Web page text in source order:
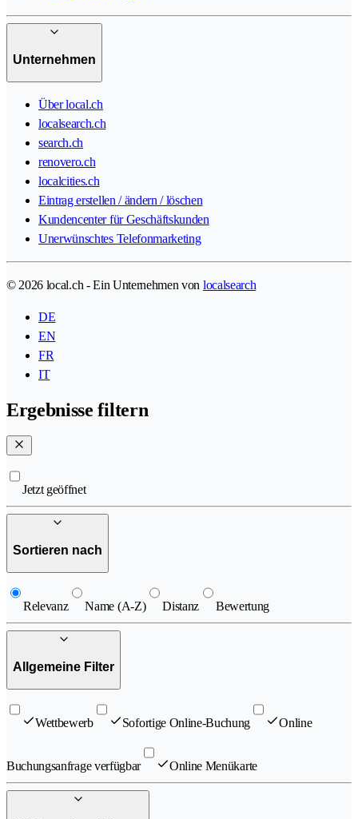
Unternehmen
Über local.ch
localsearch.ch
search.ch
renovero.ch
localcities.ch
Eintrag erstellen / ändern / löschen
Kundencenter für Geschäftskunden
Unerwünschtes Telefonmarketing
© 2026 local.ch - Ein Unternehmen von localsearch
DE
EN
FR
IT
Ergebnisse filtern
Jetzt geöffnet
Sortieren nach
Relevanz Name (A-Z) Distanz Bewertung
Allgemeine Filter
Wettbewerb Sofortige Online-Buchung Online
Buchungsanfrage verfügbar Online Menükarte